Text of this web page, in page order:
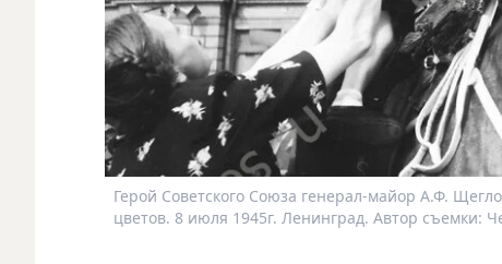
Герой Советского Союза генерал-майор А.Ф.
цветов. 8 июля 1945г. Ленинград. Автор съемки: